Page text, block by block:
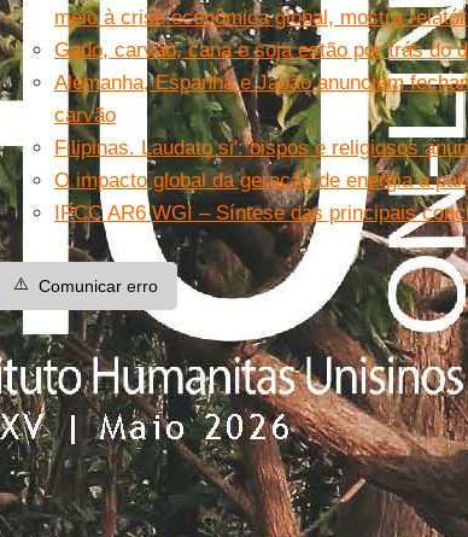
meio à crise econômica global, mostra
Gado, carvão, cana e soja estão por trás do
Alemanha, Espanha e Japão anunciam
carvão
Filipinas. Laudato si': bispos e religiosos
O impacto global da geração de energia a
IPCC AR6 WGI – Síntese das principais
⚠️ Comunicar erro